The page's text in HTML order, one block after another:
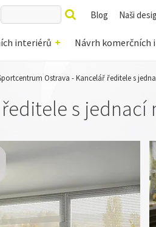
interiérů Návrh komerčních
Blog Naši
Ostrava - Kancelář ředitele s
s jednací